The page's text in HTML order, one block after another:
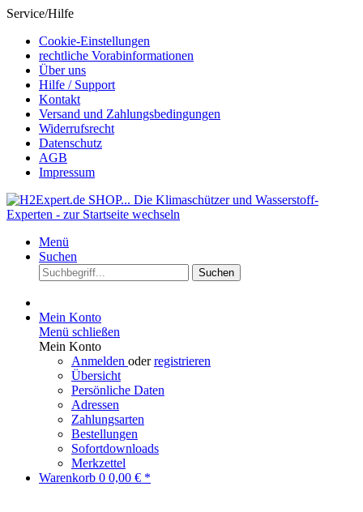
Service/Hilfe
Cookie-Einstellungen
rechtliche Vorabinformationen
Über uns
Hilfe / Support
Kontakt
Versand und Zahlungsbedingungen
Widerrufsrecht
Datenschutz
AGB
Impressum
Menü
Suchen
Suchen
Mein Konto
Menü schließen
Mein Konto
Anmelden oderregistrieren
Übersicht
Persönliche Daten
Adressen
Zahlungsarten
Bestellungen
Sofortdownloads
Merkzettel
Warenkorb 0 0,00 € *